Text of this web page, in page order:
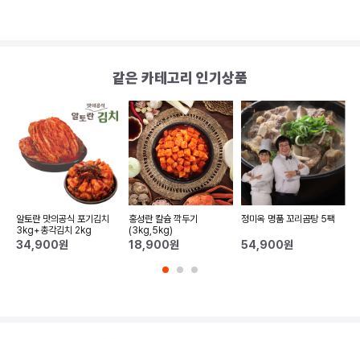
같은 카테고리 인기상품
알토란 맛의공식 포기김치
3kg+총각김치 2kg
34,900원
홍성란 칼슘 깍두기
(3kg,5kg)
18,900원
정미옥 명품 꼬리곰탕 5팩
54,900원